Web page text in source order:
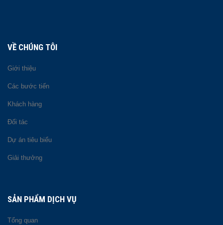
VỀ CHÚNG TÔI
Giới thiệu
Các bước tiến
Khách hàng
Đối tác
Dự án tiêu biểu
Giải thưởng
SẢN PHẨM DỊCH VỤ
Tổng quan